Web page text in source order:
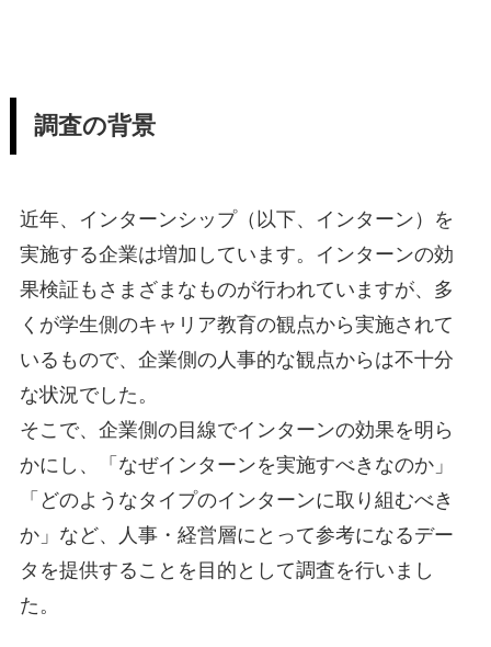
調査の背景
近年、インターンシップ（以下、インターン）を
実施する企業は増加しています。インターンの効
果検証もさまざまなものが行われていますが、多
くが学生側のキャリア教育の観点から実施されて
いるもので、企業側の人事的な観点からは不十分
な状況でした。
そこで、企業側の目線でインターンの効果を明ら
かにし、「なぜインターンを実施すべきなのか」
「どのようなタイプのインターンに取り組むべき
か」など、人事・経営層にとって参考になるデー
タを提供することを目的として調査を行いまし
た。